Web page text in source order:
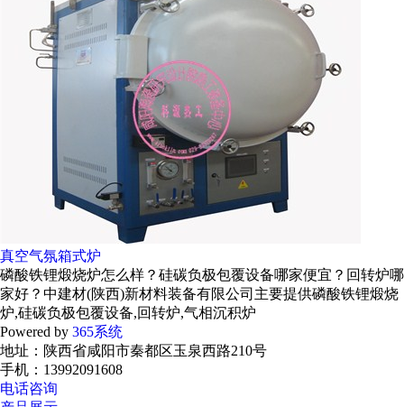
真空气氛箱式炉
磷酸铁锂煅烧炉怎么样？硅碳负极包覆设备哪家便宜？回转炉哪
家好？中建材(陕西)新材料装备有限公司主要提供磷酸铁锂煅烧
炉,硅碳负极包覆设备,回转炉,气相沉积炉
Powered by 365系统
地址：陕西省咸阳市秦都区玉泉西路210号
手机：13992091608
电话咨询